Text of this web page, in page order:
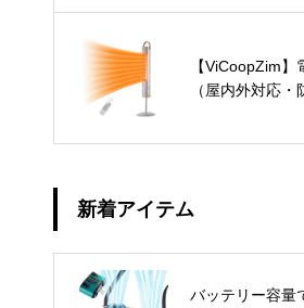
【ViCoopZim
（屋内外対応・
新着アイテム
バッテリー容量